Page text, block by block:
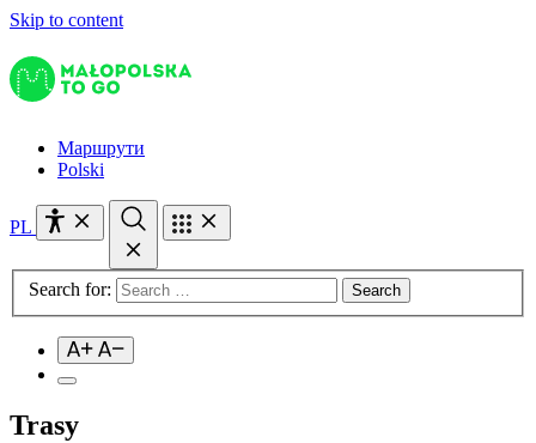
Skip to content
Маршрути
Polski
PL
Search for:
Trasy